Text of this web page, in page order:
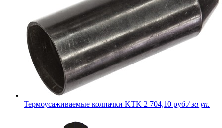
Термоусаживаемые колпачки KTK 2 704,10 руб./ за уп.